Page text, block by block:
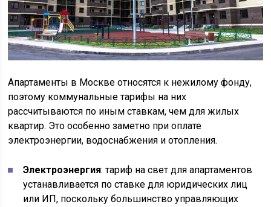
Апартаменты в Москве относятся к нежилому фонду,
поэтому коммунальные тарифы на них
рассчитываются по иным ставкам, чем для жилых
квартир. Это особенно заметно при оплате
электроэнергии, водоснабжения и отопления.
Электроэнергия: тариф на свет для апартаментов
устанавливается по ставке для юридических лиц
или ИП, поскольку большинство управляющих